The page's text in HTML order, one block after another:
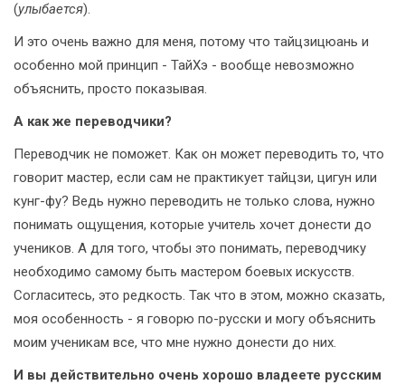
(улыбается).
И это очень важно для меня, потому что тайцзицюань и
особенно мой принцип - ТайХэ - вообще невозможно
объяснить, просто показывая.
А как же переводчики?
Переводчик не поможет. Как он может переводить то, что
говорит мастер, если сам не практикует тайцзи, цигун или
кунг-фу? Ведь нужно переводить не только слова, нужно
понимать ощущения, которые учитель хочет донести до
учеников. А для того, чтобы это понимать, переводчику
необходимо самому быть мастером боевых искусств.
Согласитесь, это редкость. Так что в этом, можно сказать,
моя особенность - я говорю по-русски и могу объяснить
моим ученикам все, что мне нужно донести до них.
И вы действительно очень хорошо владеете русским